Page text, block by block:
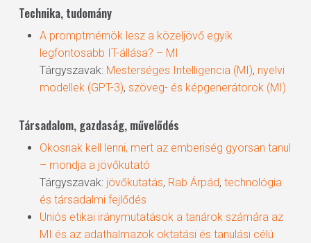
Technika, tudomány
A promptmérnök lesz a közeljövő egyik
legfontosabb IT-állása? – MI
Tárgyszavak: Mesterséges Intelligencia (MI), nyelvi
modellek (GPT-3), szöveg- és képgenerátorok (MI)
Társadalom, gazdaság, művelődés
Okosnak kell lenni, mert az emberiség gyorsan tanul
– mondja a jövőkutató
Tárgyszavak: jövőkutatás, Rab Árpád, technológia
és társadalmi fejlődés
Uniós etikai iránymutatások a tanárok számára az
MI és az adathalmazok oktatási és tanulási célú